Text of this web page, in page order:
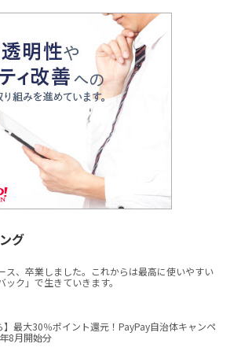
グ
ス、卒業しました。これからは最高に使いやすい
ック」で生きていきます。
】最大30％ポイント還元！PayPay自治体キャンペ
8月開始分